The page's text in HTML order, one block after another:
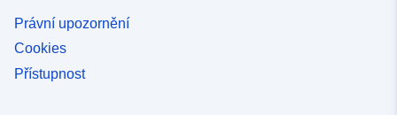
Právní upozornění
Cookies
Přístupnost